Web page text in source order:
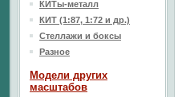
КИТы-металл
КИТ (1:87, 1:72 и др.)
Стеллажи и боксы
Разное
Модели других
масштабов